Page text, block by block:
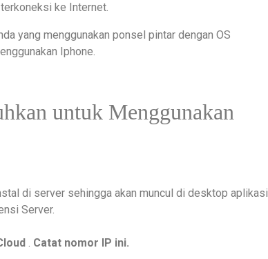
ke Internet.
yang menggunakan ponsel pintar dengan OS
Iphone.
untuk Menggunakan
di server sehingga akan muncul di desktop aplikasi
Server.
. Catat nomor IP ini.